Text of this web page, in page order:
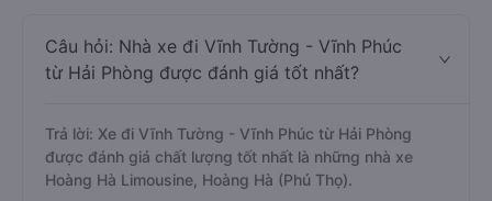
Câu hỏi: Nhà xe đi Vĩnh Tường - Vĩnh Phúc
từ Hải Phòng được đánh giá tốt nhất?
Trả lời: Xe đi Vĩnh Tường - Vĩnh Phúc từ Hải Phòng
được đánh giá chất lượng tốt nhất là những nhà xe
Hoàng Hà Limousine, Hoàng Hà (Phú Thọ).